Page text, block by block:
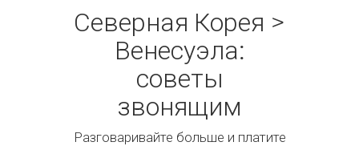
Северная Корея >
Венесуэла:
советы
звонящим
Разговаривайте больше и платите